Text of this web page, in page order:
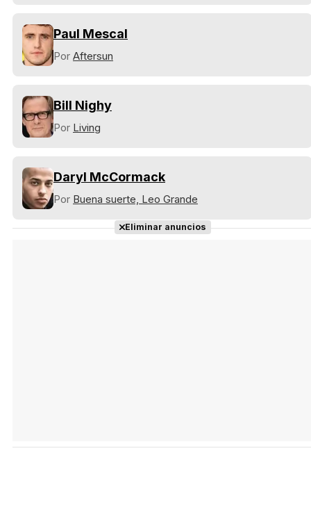
Paul Mescal
Por Aftersun
Bill Nighy
Por Living
Daryl McCormack
Por Buena suerte, Leo Grande
Eliminar anuncios